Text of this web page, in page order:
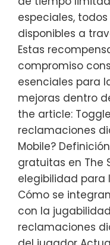
especiales,
disponibles a
Estas
compromiso
esenciales para
mejoras dentro
the article:
reclamaciones
Mobile?
gratuitas en The
elegibilidad para
Cómo se
con la
reclamaciones